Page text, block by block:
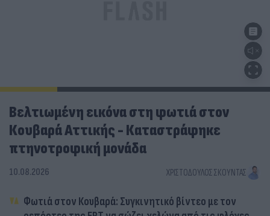
Βελτιωμένη εικόνα στη φωτιά στον
Κουβαρά Αττικής - Καταστράφηκε
πτηνοτροφική μονάδα
10.08.2026 ΧΡΙΣΤΌΔΟΥΛΟΣ ΣΚΟΎΝΤΑΣ
Φωτιά στον Κουβαρά: Συγκινητικό βίντεο με τον